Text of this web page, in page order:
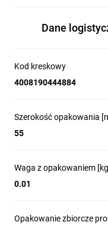
Dane
Kod kreskowy
4008190444884
Szerokość opakowania
55
Waga z opakowaniem
0.01
Opakowanie zbiorcze